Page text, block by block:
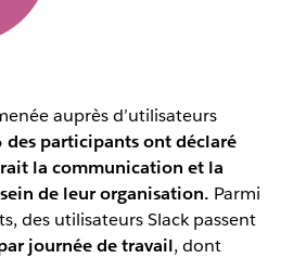
auprès d’utilisateurs
participants ont déclaré
la communication et la
de leur organisation. Parmi
des utilisateurs Slack passent
journée de travail, dont